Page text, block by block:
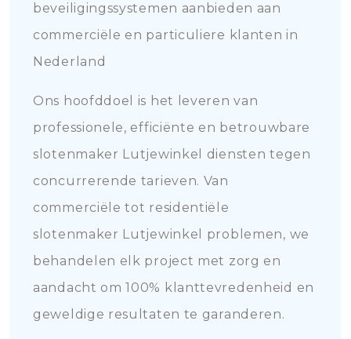
beveiligingssystemen aanbieden aan
commerciële en particuliere klanten in
Nederland
Ons hoofddoel is het leveren van
professionele, efficiënte en betrouwbare
slotenmaker Lutjewinkel diensten tegen
concurrerende tarieven. Van
commerciële tot residentiële
slotenmaker Lutjewinkel problemen, we
behandelen elk project met zorg en
aandacht om 100% klanttevredenheid en
geweldige resultaten te garanderen.